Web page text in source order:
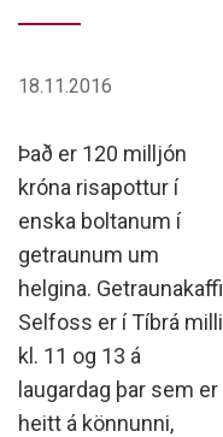
18.11.2016
Það er 120 milljón
króna risapottur í
enska boltanum í
getraunum um
helgina. Getraunakaffi
Selfoss er í Tíbrá milli
kl. 11 og 13 á
laugardag þar sem er
heitt á könnunni,